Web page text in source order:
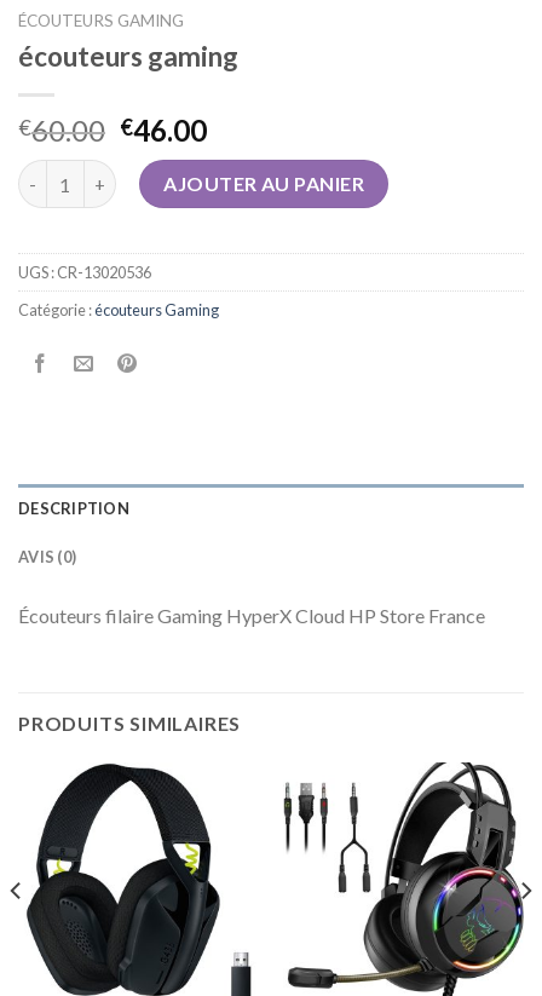
ÉCOUTEURS GAMING
écouteurs gaming
€60.00 €46.00
quantité de écouteurs gamingAJOUTER AU PANIER
UGS :CR-13020536
Catégorie :écouteurs Gaming
DESCRIPTION
AVIS (0)
Écouteurs filaire Gaming HyperX Cloud HP Store France
PRODUITS SIMILAIRES